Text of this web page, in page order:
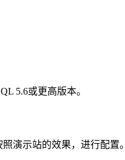
5.6或更高版本。
演示站的效果，进行配置。